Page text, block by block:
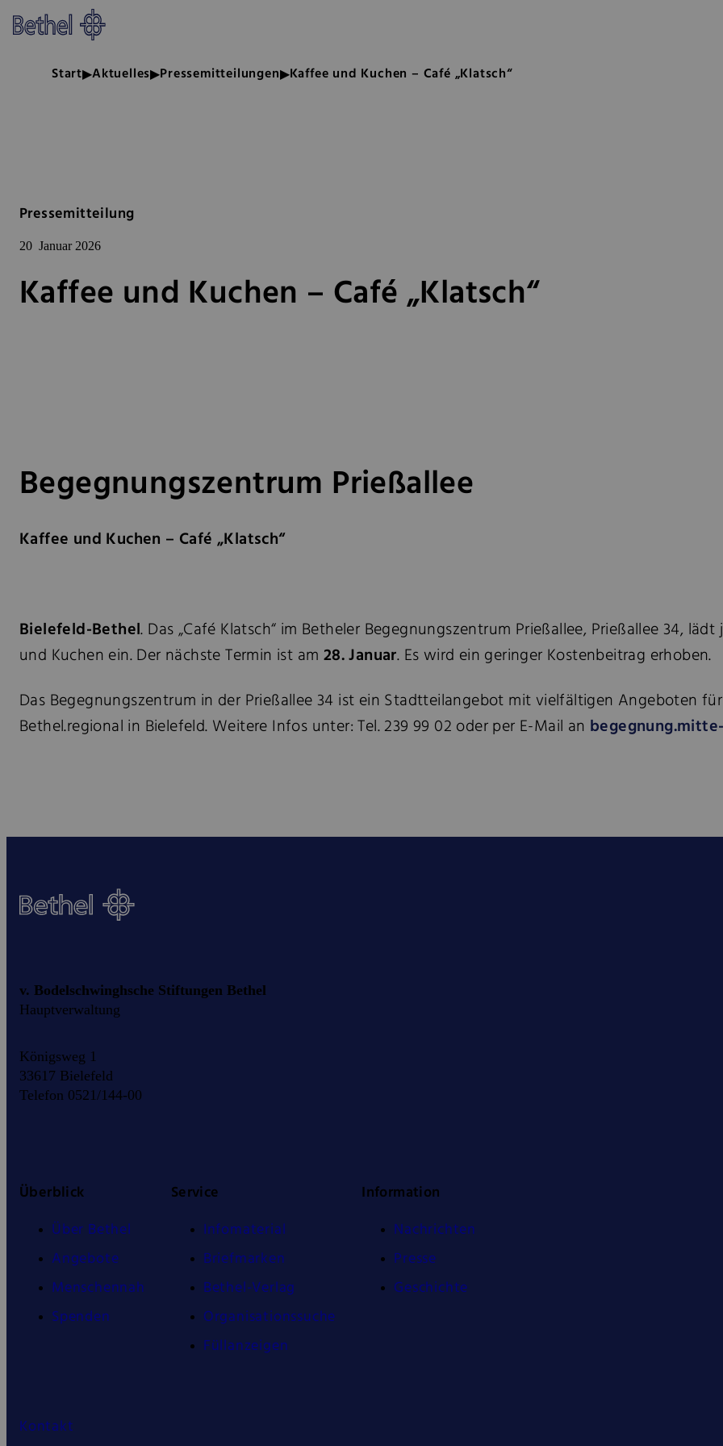
Zum Hauptinhalt springen
Zur Fußzeile springen
Bethel - Kaffee und Kuchen – Café „Klatsch“
Start Aktuelles Pressemitteilungen Kaffee und Kuchen – Café „Klatsch“
Pressemitteilung
20 Januar 2026
Kaffee und Kuchen – Café „Klatsch“
Begegnungszentrum Prießallee
Kaffee und Kuchen – Café „Klatsch“
Bielefeld-Bethel. Das „Café Klatsch“ im Betheler Begegnungszentrum Prießallee, Prießallee 34,
und Kuchen ein. Der nächste Termin ist am 28. Januar. Es wird ein geringer Kostenbeitrag erhoben.
Das Begegnungszentrum in der Prießallee 34 ist ein Stadtteilangebot mit vielfältigen Angeboten
Bethel.regional in Bielefeld. Weitere Infos unter: Tel. 239 99 02 oder per E-Mail an
v. Bodelschwinghsche Stiftungen Bethel
Hauptverwaltung
Königsweg 1
33617 Bielefeld
Telefon 0521/144-00
Überblick
Über Bethel
Angebote
Menschennah
Spenden
Service
Infomaterial
Briefmarken
Bethel-Verlag
Organisationssuche
Füllanzeigen
Information
Nachrichten
Presse
Geschichte
Kontakt